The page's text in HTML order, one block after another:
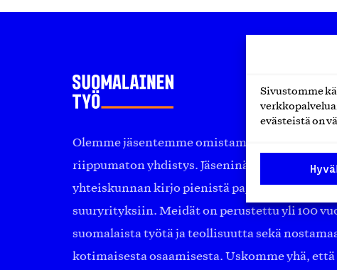
Sivustomme
evästeistä on
Olemme jäsentemme omistama puolueeton,
riippumaton yhdistys. Jäseninämme on koko
yhteiskunnan kirjo pienistä pajoista ja
suuryrityksiin. Meidät on perustettu yli 100
suomalaista työtä ja teollisuutta sekä
kotimaisesta osaamisesta. Uskomme yhä,